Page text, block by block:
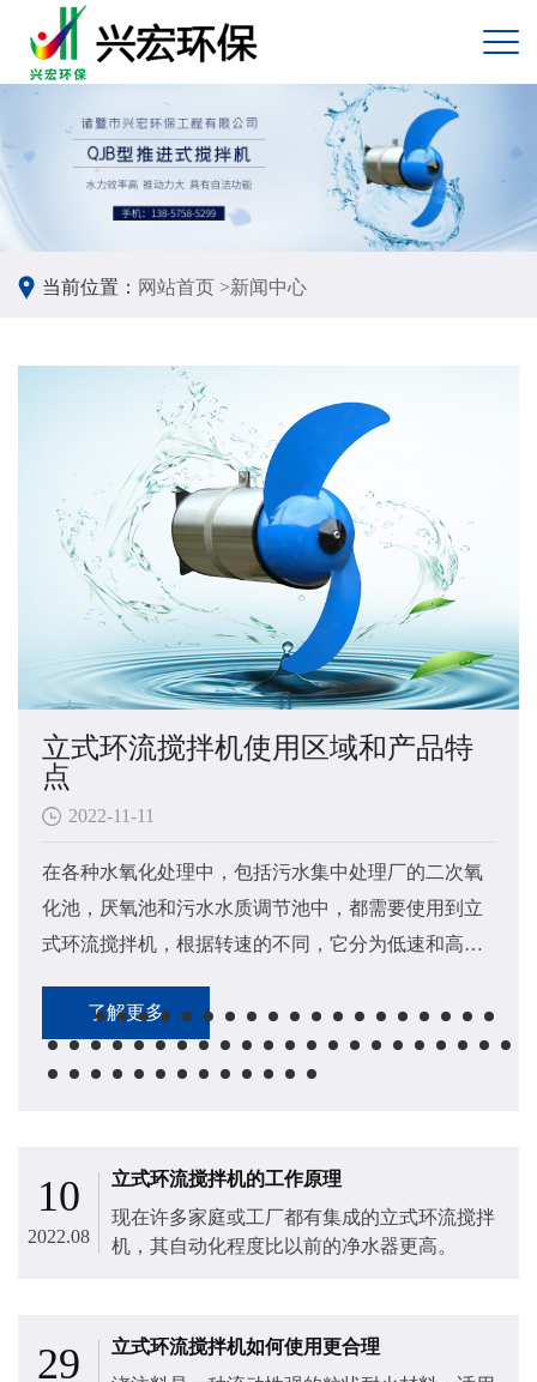
当前位置： 网站首页 >新闻中心
立式环流搅拌机使用区域和产品特
点
2022-11-11
在各种水氧化处理中，包括污水集中处理厂的二次氧
化池，厌氧池和污水水质调节池中，都需要使用到立
式环流搅拌机​，根据转速的不同，它分为低速和高速
了解更多
10
2022.08
立式环流搅拌机的工作原理
现在许多家庭或工厂都有集成的立式环流搅拌
机​，其自动化程度比以前的净水器更高。
29
立式环流搅拌机如何使用更合理